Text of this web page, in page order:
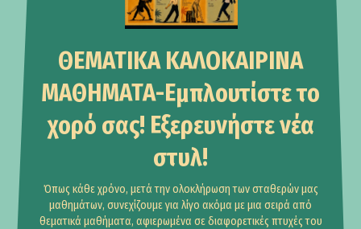
ΘΕΜΑΤΙΚΑ ΚΑΛΟΚΑΙΡΙΝΑ
ΜΑΘΗΜΑΤΑ-Εμπλουτίστε το
χορό σας! Εξερευνήστε νέα
στυλ!
Όπως κάθε χρόνο, μετά την ολοκλήρωση των σταθερών μας
μαθημάτων, συνεχίζουμε για λίγο ακόμα με μια σειρά από
θεματικά μαθήματα, αφιερωμένα σε διαφορετικές πτυχές του